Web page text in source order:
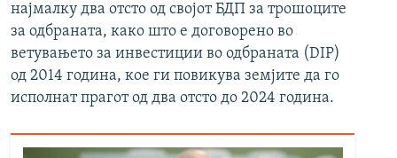
најмалку два отсто од својот БДП за трошоците
за одбраната, како што е договорено во
ветувањето за инвестиции во одбраната (DIP)
од 2014 година, кое ги повикува земјите да го
исполнат прагот од два отсто до 2024 година.